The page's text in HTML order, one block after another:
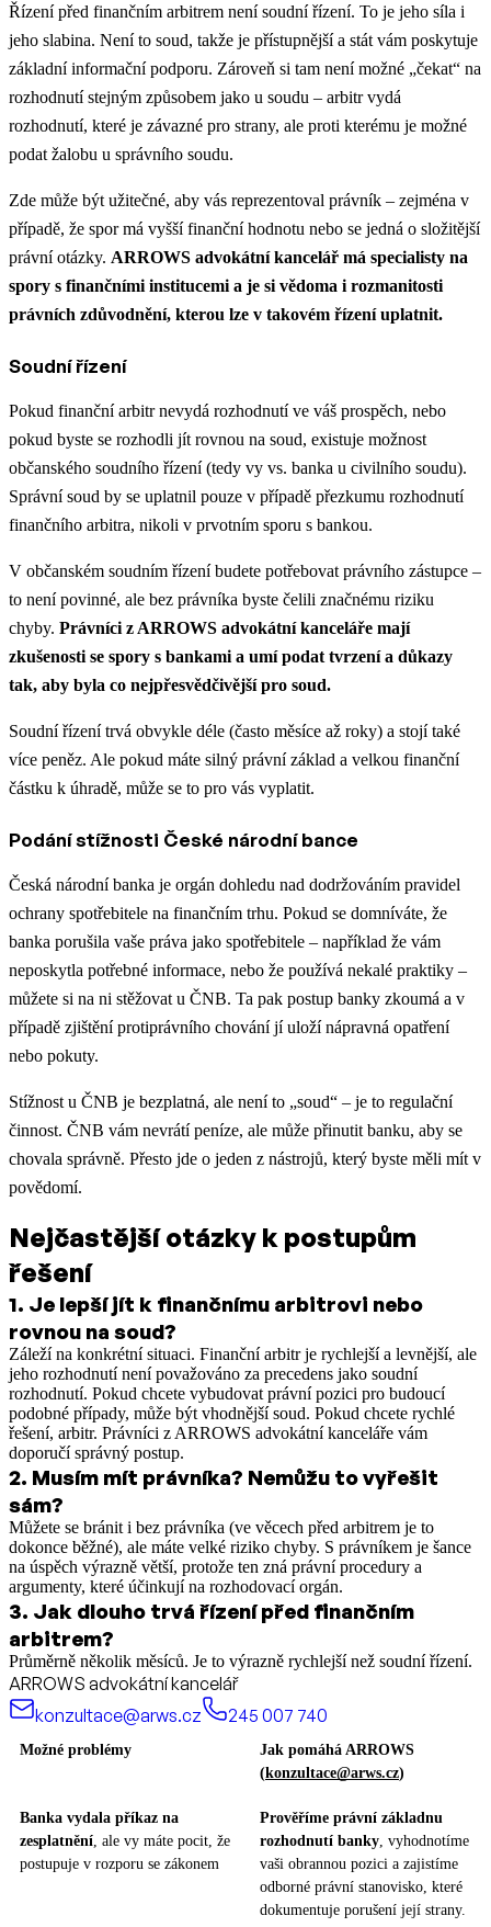
Řízení před finančním arbitrem není soudní řízení. To je jeho síla i
jeho slabina. Není to soud, takže je přístupnější a stát vám poskytuje
základní informační podporu. Zároveň si tam není možné „čekat“ na
rozhodnutí stejným způsobem jako u soudu – arbitr vydá
rozhodnutí, které je závazné pro strany, ale proti kterému je možné
podat žalobu u správního soudu.
Zde může být užitečné, aby vás reprezentoval právník – zejména v
případě, že spor má vyšší finanční hodnotu nebo se jedná o složitější
právní otázky. ARROWS advokátní kancelář má specialisty na
spory s finančními institucemi a je si vědoma i rozmanitosti
právních zdůvodnění, kterou lze v takovém řízení uplatnit.
Soudní řízení
Pokud finanční arbitr nevydá rozhodnutí ve váš prospěch, nebo
pokud byste se rozhodli jít rovnou na soud, existuje možnost
občanského soudního řízení (tedy vy vs. banka u civilního soudu).
Správní soud by se uplatnil pouze v případě přezkumu rozhodnutí
finančního arbitra, nikoli v prvotním sporu s bankou.
V občanském soudním řízení budete potřebovat právního zástupce –
to není povinné, ale bez právníka byste čelili značnému riziku
chyby. Právníci z ARROWS advokátní kanceláře mají
zkušenosti se spory s bankami a umí podat tvrzení a důkazy
tak, aby byla co nejpřesvědčivější pro soud.
Soudní řízení trvá obvykle déle (často měsíce až roky) a stojí také
více peněz. Ale pokud máte silný právní základ a velkou finanční
částku k úhradě, může se to pro vás vyplatit.
Podání stížnosti České národní bance
Česká národní banka je orgán dohledu nad dodržováním pravidel
ochrany spotřebitele na finančním trhu. Pokud se domníváte, že
banka porušila vaše práva jako spotřebitele – například že vám
neposkytla potřebné informace, nebo že používá nekalé praktiky –
můžete si na ni stěžovat u ČNB. Ta pak postup banky zkoumá a v
případě zjištění protiprávního chování jí uloží nápravná opatření
nebo pokuty.
Stížnost u ČNB je bezplatná, ale není to „soud“ – je to regulační
činnost. ČNB vám nevrátí peníze, ale může přinutit banku, aby se
chovala správně. Přesto jde o jeden z nástrojů, který byste měli mít v
povědomí.
Nejčastější otázky k postupům
řešení
1. Je lepší jít k finančnímu arbitrovi nebo
rovnou na soud?
Záleží na konkrétní situaci. Finanční arbitr je rychlejší a levnější, ale
jeho rozhodnutí není považováno za precedens jako soudní
rozhodnutí. Pokud chcete vybudovat právní pozici pro budoucí
podobné případy, může být vhodnější soud. Pokud chcete rychlé
řešení, arbitr. Právníci z ARROWS advokátní kanceláře vám
doporučí správný postup.
2. Musím mít právníka? Nemůžu to vyřešit
sám?
Můžete se bránit i bez právníka (ve věcech před arbitrem je to
dokonce běžné), ale máte velké riziko chyby. S právníkem je šance
na úspěch výrazně větší, protože ten zná právní procedury a
argumenty, které účinkují na rozhodovací orgán.
3. Jak dlouho trvá řízení před finančním
arbitrem?
Průměrně několik měsíců. Je to výrazně rychlejší než soudní řízení.
ARROWS advokátní kancelář
konzultace@arws.cz
245 007 740
Možné problémy
Jak pomáhá ARROWS
(konzultace@arws.cz)
Banka vydala příkaz na
zesplatnění , ale vy máte pocit, že
postupuje v rozporu se zákonem
Prověříme právní základnu
rozhodnutí banky , vyhodnotíme
vaši obrannou pozici a zajistíme
odborné právní stanovisko, které
dokumentuje porušení její strany.